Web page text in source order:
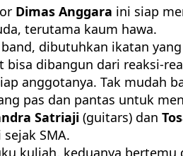
Dimas Anggara ini siap
terutama kaum hawa.
dibutuhkan ikatan
bisa dibangun dari reaksi-
anggotanya. Tak mudah
pas dan pantas untuk
Satriaji (guitars) dan
SMA.
kuliah, keduanya bertemu